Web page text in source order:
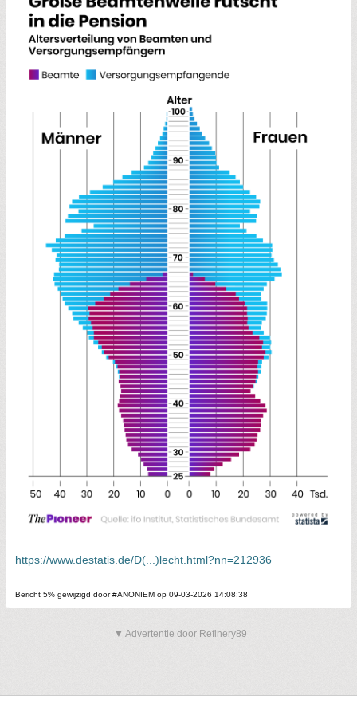
https://www.destatis.de/D(...)lecht.html?nn=212936
Bericht 5% gewijzigd door #ANONIEM op 09-03-2026 14:08:38
▼ Advertentie door Refinery89